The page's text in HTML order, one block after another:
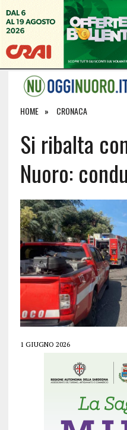
HOME CRONACA
Si ribalta
Nuoro:
1 GIUGNO 2026